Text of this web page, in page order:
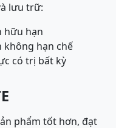
lưu trữ:
hữu hạn
không hạn chế
có trị bất kỳ
phẩm tốt hơn, đạt